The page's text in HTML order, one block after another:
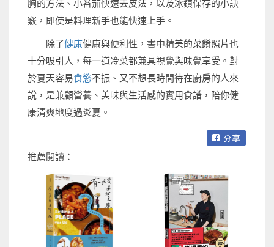
胸的方法、小番茄快速去皮法，以及冰鎮保存的小訣
竅，即使是料理新手也能快速上手。
除了健康健康與便利性，書中精美的菜餚照片也
十分吸引人，每一道冷菜都兼具視覺與味覺享受。對
於夏天容易食慾不振、又不想長時間待在廚房的人來
說，是兼顧營養、美味與生活感的實用食譜，陪你健
康清爽地度過炎夏。
推薦閱讀：